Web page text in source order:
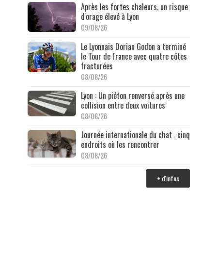
Après les fortes chaleurs, un risque
d'orage élevé à Lyon
09/08/26
Le Lyonnais Dorian Godon a terminé
le Tour de France avec quatre côtes
fracturées
08/08/26
Lyon : Un piéton renversé après une
collision entre deux voitures
08/08/26
Journée internationale du chat : cinq
endroits où les rencontrer
08/08/26
+ d'infos